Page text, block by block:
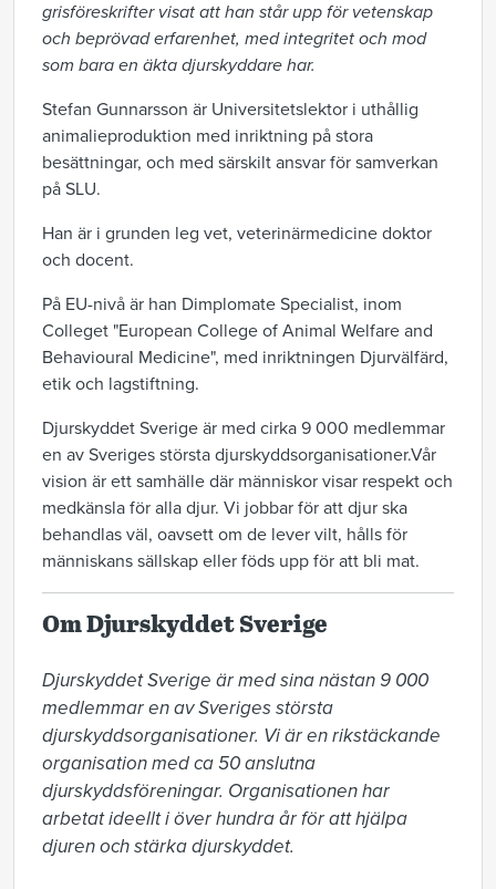
grisföreskrifter visat att han står upp för vetenskap
och beprövad erfarenhet, med integritet och mod
som bara en äkta djurskyddare har.
Stefan Gunnarsson är Universitetslektor i uthållig
animalieproduktion med inriktning på stora
besättningar, och med särskilt ansvar för samverkan
på SLU.
Han är i grunden leg vet, veterinärmedicine doktor
och docent.
På EU-nivå är han Dimplomate Specialist, inom
Colleget "European College of Animal Welfare and
Behavioural Medicine", med inriktningen Djurvälfärd,
etik och lagstiftning.
Djurskyddet Sverige är med cirka 9 000 medlemmar
en av Sveriges största djurskyddsorganisationer.Vår
vision är ett samhälle där människor visar respekt och
medkänsla för alla djur. Vi jobbar för att djur ska
behandlas väl, oavsett om de lever vilt, hålls för
människans sällskap eller föds upp för att bli mat.
Om Djurskyddet Sverige
Djurskyddet Sverige är med sina nästan 9 000
medlemmar en av Sveriges största
djurskyddsorganisationer. Vi är en rikstäckande
organisation med ca 50 anslutna
djurskyddsföreningar. Organisationen har
arbetat ideellt i över hundra år för att hjälpa
djuren och stärka djurskyddet.